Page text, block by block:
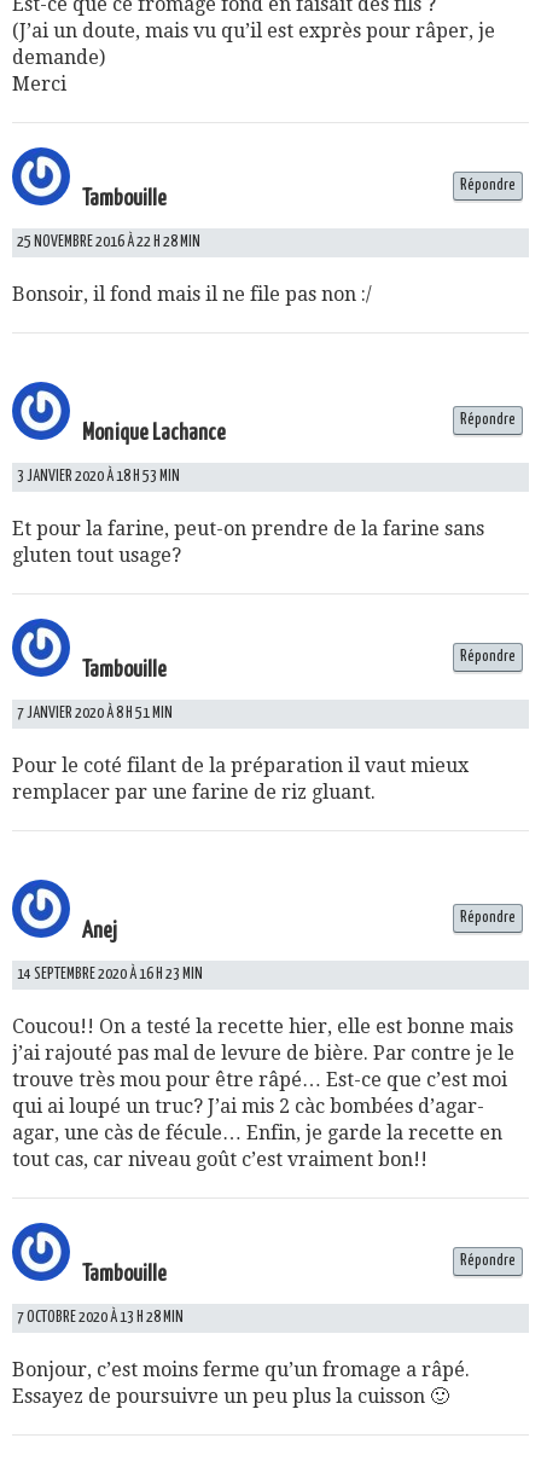
(J’ai un doute, mais vu qu’il est exprès pour râper, je
demande)
Merci
Tambouille
25 NOVEMBRE 2016 À 22 H 28 MIN
Bonsoir, il fond mais il ne file pas non :/
Répondre
Monique Lachance
3 JANVIER 2020 À 18 H 53 MIN
Et pour la farine, peut-on prendre de la farine sans
gluten tout usage?
Répondre
Tambouille
7 JANVIER 2020 À 8 H 51 MIN
Pour le coté filant de la préparation il vaut mieux
remplacer par une farine de riz gluant.
Répondre
Anej
14 SEPTEMBRE 2020 À 16 H 23 MIN
Coucou!! On a testé la recette hier, elle est bonne mais
j’ai rajouté pas mal de levure de bière. Par contre je le
trouve très mou pour être râpé… Est-ce que c’est moi
qui ai loupé un truc? J’ai mis 2 càc bombées d’agar-
agar, une càs de fécule… Enfin, je garde la recette en
tout cas, car niveau goût c’est vraiment bon!!
Répondre
Tambouille
7 OCTOBRE 2020 À 13 H 28 MIN
Bonjour, c’est moins ferme qu’un fromage a râpé.
Essayez de poursuivre un peu plus la cuisson 🙂
Répondre